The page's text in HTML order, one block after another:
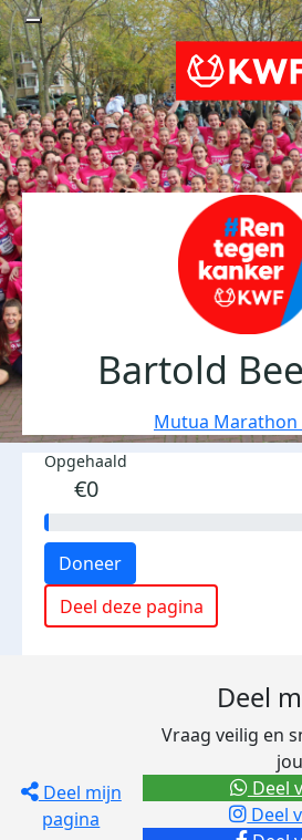
Bartold
Mutua Marathon
Opgehaald
€0
Doneer
Deel deze pagina
Deel mijn
pagina
Deel
Vraag veilig en
Deel
Deel